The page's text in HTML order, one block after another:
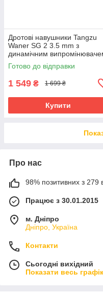
Дротові навушники Tangzu
Waner SG 2 3.5 mm з
динамічним
(Чорний)
Готово до відправки
1 549 ₴ 1 699 ₴
Купити
Про нас
98% позитивних з 279
Працює з 30.01.2015
м. Дніпро
Дніпро, Україна
Контакти
Сьогодні вихідний
Показати весь